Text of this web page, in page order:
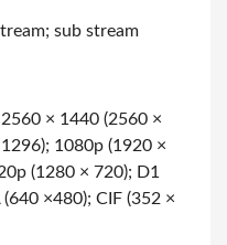
sub stream
× 1440 (2560 ×
1080p (1920 ×
(1280 × 720); D1
(640 ×480); CIF (352 ×